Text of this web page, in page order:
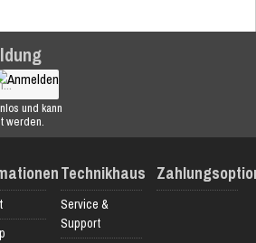
und kann
werden.
Technikhaus
Service &
Support